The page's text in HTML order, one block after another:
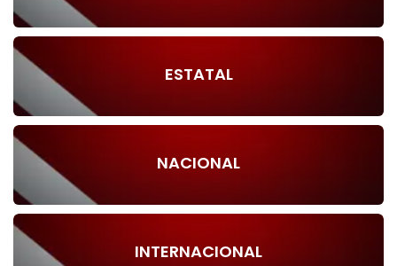
ESTATAL
NACIONAL
INTERNACIONAL